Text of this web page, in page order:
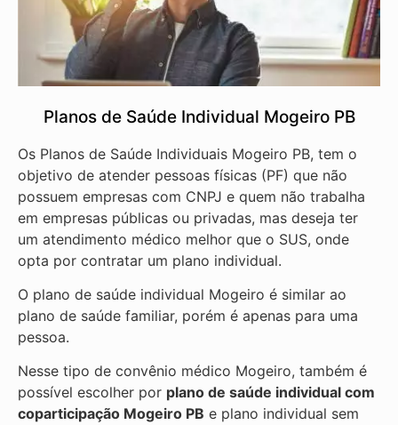
Planos de Saúde Individual Mogeiro PB
Os Planos de Saúde Individuais Mogeiro PB, tem o
objetivo de atender pessoas físicas (PF) que não
possuem empresas com CNPJ e quem não trabalha
em empresas públicas ou privadas, mas deseja ter
um atendimento médico melhor que o SUS, onde
opta por contratar um plano individual.
O plano de saúde individual Mogeiro é similar ao
plano de saúde familiar, porém é apenas para uma
pessoa.
Nesse tipo de convênio médico Mogeiro, também é
possível escolher por plano de saúde individual com
coparticipação Mogeiro PB e plano individual sem